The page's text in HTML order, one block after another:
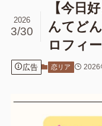
【今日
んてど
ロフィ
2026
3/30
広告 恋リア 2026